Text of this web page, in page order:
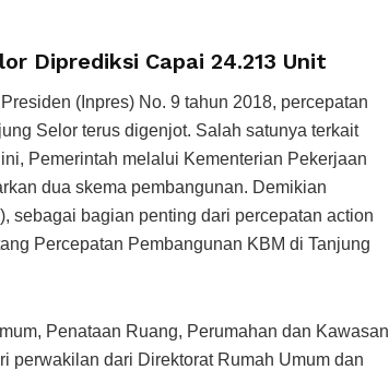
Diprediksi Capai 24.213 Unit
(Inpres) No. 9 tahun 2018, percepatan
Selor terus digenjot. Salah satunya terkait
Pemerintah melalui Kementerian Pekerjaan
dua skema pembangunan. Demikian
sebagai bagian penting dari percepatan action
Percepatan Pembangunan KBM di Tanjung
Penataan Ruang, Perumahan dan Kawasan
perwakilan dari Direktorat Rumah Umum dan